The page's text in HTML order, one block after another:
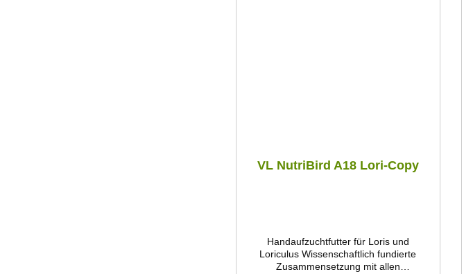
VL NutriBird A18 Lori-Copy
Handaufzuchtfutter für Loris und
Loriculus Wissenschaftlich fundierte
Zusammensetzung mit allen